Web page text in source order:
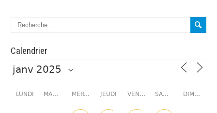
Calendrier
LUNDI MARDI MERCREDI JEUDI VENDREDI SAMEDI DIMANCHE